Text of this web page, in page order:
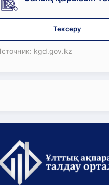
Тексеру
kgd.gov.kz